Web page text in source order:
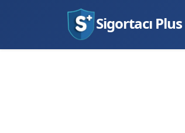
Sigortacı Plus